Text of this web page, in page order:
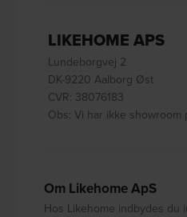
LIKEHOME APS
Lundeborgvej 2
DK-9220 Aalborg Øst
CVR: 38076183
Obs: Vi har ikke showroom
Om Likehome ApS
Hos Likehome indbydes du